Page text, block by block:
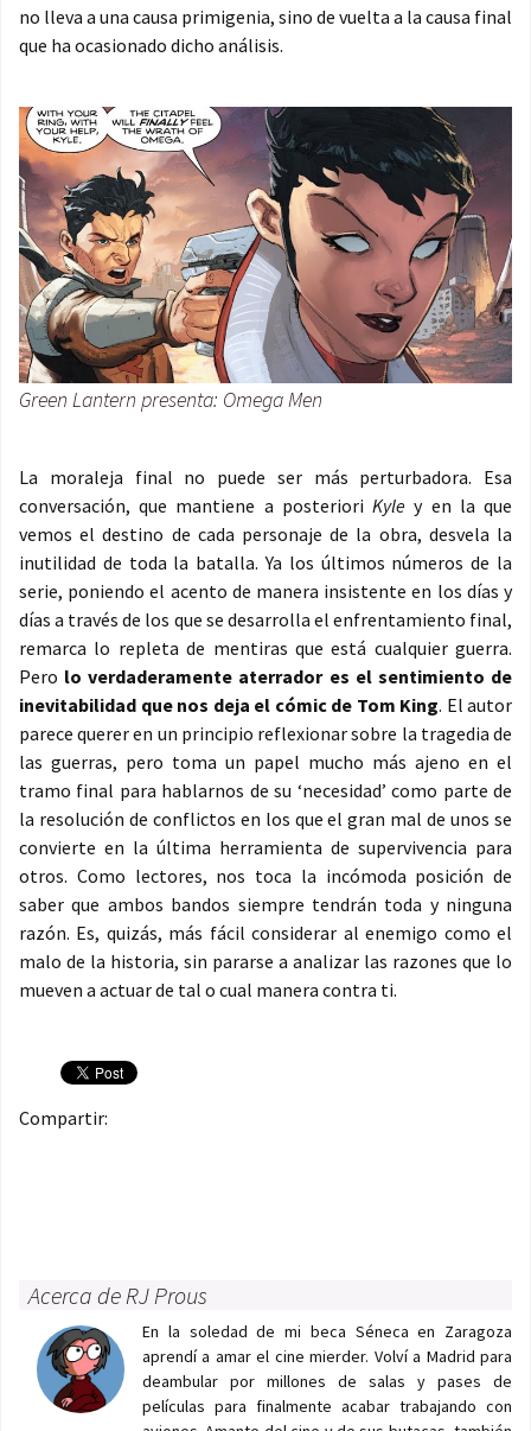
no lleva a una causa primigenia, sino de vuelta a la causa final
que ha ocasionado dicho análisis.
Green Lantern presenta: Omega Men
La moraleja final no puede ser más perturbadora. Esa
conversación, que mantiene a posterioriKyle y en la que
vemos el destino de cada personaje de la obra, desvela la
inutilidad de toda la batalla. Ya los últimos números de la
serie, poniendo el acento de manera insistente en los días y
días a través de los que se desarrolla el enfrentamiento final,
remarca lo repleta de mentiras que está cualquier guerra.
Pero lo verdaderamente aterrador es el sentimiento de
inevitabilidad que nos deja el cómic de Tom King. El autor
parece querer en un principio reflexionar sobre la tragedia de
las guerras, pero toma un papel mucho más ajeno en el
tramo final para hablarnos de su ‘necesidad’ como parte de
la resolución de conflictos en los que el gran mal de unos se
convierte en la última herramienta de supervivencia para
otros. Como lectores, nos toca la incómoda posición de
saber que ambos bandos siempre tendrán toda y ninguna
razón. Es, quizás, más fácil considerar al enemigo como el
malo de la historia, sin pararse a analizar las razones que lo
mueven a actuar de tal o cual manera contra ti.
Compartir:
Acerca de RJ Prous
En la soledad de mi beca Séneca en Zaragoza
aprendí a amar el cine mierder. Volví a Madrid para
deambular por millones de salas y pases de
películas para finalmente acabar trabajando con